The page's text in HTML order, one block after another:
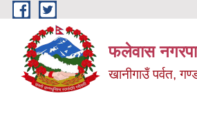
Skip to main content
फलेवास
खानीगाउँ पर्वत,